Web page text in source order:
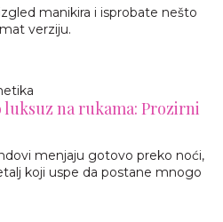
manikira i isprobate nešto
verziju.
na rukama: Prozirni
menjaju gotovo preko noći,
koji uspe da postane mnogo